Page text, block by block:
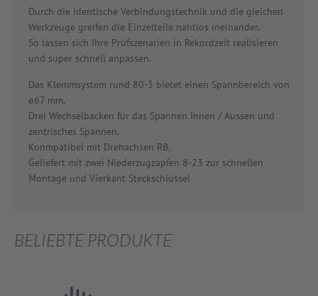
Durch die identische Verbindungstechnik und die gleichen
Werkzeuge greifen die Einzelteile nahtlos ineinander.
So lassen sich Ihre Prüfszenarien in Rekordzeit realisieren
und super schnell anpassen.
Das Klemmsystem rund 80-3 bietet einen Spannbereich von
ø67 mm.
Drei Wechselbacken für das Spannen Innen / Aussen und
zentrisches Spannen.
Konmpatibel mit Drehachsen RB.
Geliefert mit zwei Niederzugzapfen 8-23 zur schnellen
Montage und Vierkant Steckschlüssel
BELIEBTE PRODUKTE